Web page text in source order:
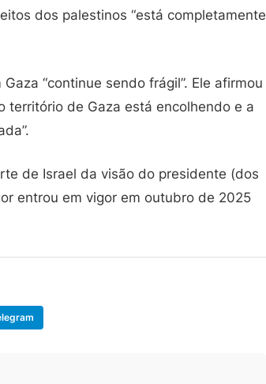
dos palestinos “está completamente
“continue sendo frágil”. Ele afirmou
território de Gaza está encolhendo e a
de Israel da visão do presidente (dos
entrou em vigor em outubro de 2025